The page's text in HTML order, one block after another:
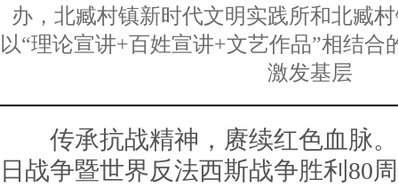
办，北臧村镇新时代文明实践所和北臧
以“理论宣讲+百姓宣讲+文艺作品”相结
激发基层
传承抗战精神，赓续红色血脉。
日战争暨世界反法西斯战争胜利80